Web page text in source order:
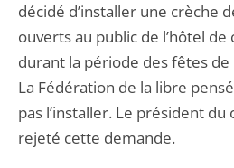
décidé d’installer une crèche
ouverts au public de l’hôtel
durant la période des fêtes de
La Fédération de la libre
pas l’installer. Le président du
rejeté cette demande.